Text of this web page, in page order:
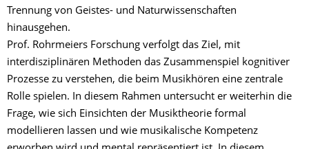
Trennung von Geistes- und Naturwissenschaften
hinausgehen.
Prof. Rohrmeiers Forschung verfolgt das Ziel, mit
interdisziplinären Methoden das Zusammenspiel kognitiver
Prozesse zu verstehen, die beim Musikhören eine zentrale
Rolle spielen. In diesem Rahmen untersucht er weiterhin die
Frage, wie sich Einsichten der Musiktheorie formal
modellieren lassen und wie musikalische Kompetenz